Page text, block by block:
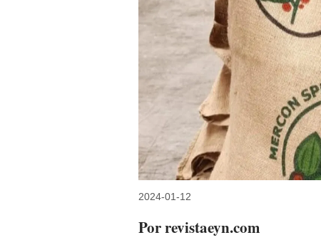
2024-01-12
Por revistaeyn.com